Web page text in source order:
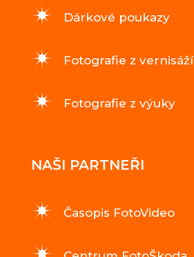
Dárkové poukazy
Fotografie z vernisáží
Fotografie z výuky
NAŠI PARTNEŘI
Časopis FotoVideo